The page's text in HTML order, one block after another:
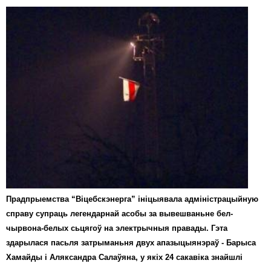
Прадпрыемства “Віцебскэнерга” ініцыявала адміністрацыйную
справу супраць легендарнай асобы за вывешваньне бел-
чырвона-белых сьцягоў на электрычныя правады. Гэта
здарылася пасьля затрыманьня двух апазыцыянэраў - Барыса
Хамайды і Аляксандра Салаўяна, у якіх 24 сакавіка знайшлі